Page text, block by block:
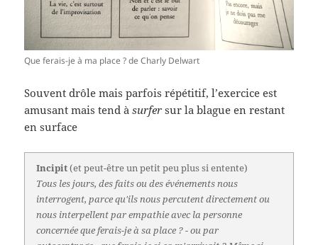
Que ferais-je à ma place ? de Charly Delwart
Souvent drôle mais parfois répétitif, l’exercice est
amusant mais tend àsurfer sur la blague en restant
en surface
Incipit(et peut-être un petit peu plus si entente)
Tous les jours, des faits ou des événements nous
interrogent, parce qu'ils nous percutent directement ou
nous interpellent par empathie avec la personne
concernée que ferais-je à sa place ? - ou par